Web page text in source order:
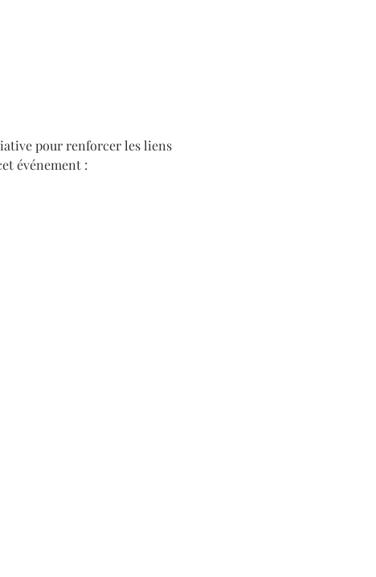
pour renforcer les liens
événement :